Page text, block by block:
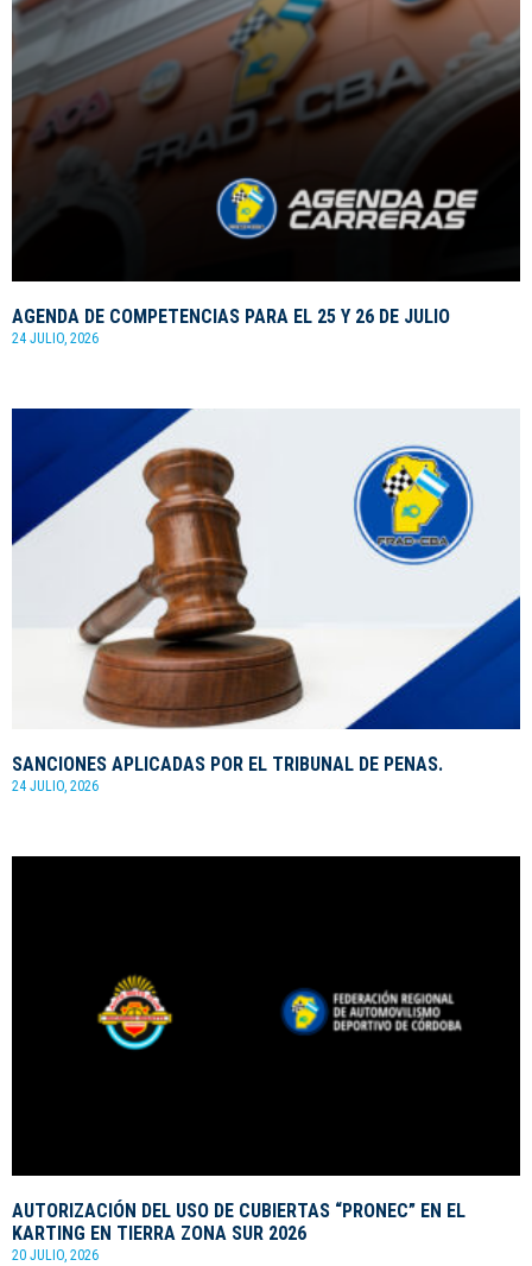
AGENDA DE COMPETENCIAS PARA EL 25 Y 26 DE JULIO
24 JULIO, 2026
SANCIONES APLICADAS POR EL TRIBUNAL DE PENAS.
24 JULIO, 2026
AUTORIZACIÓN DEL USO DE CUBIERTAS “PRONEC” EN EL
KARTING EN TIERRA ZONA SUR 2026
20 JULIO, 2026